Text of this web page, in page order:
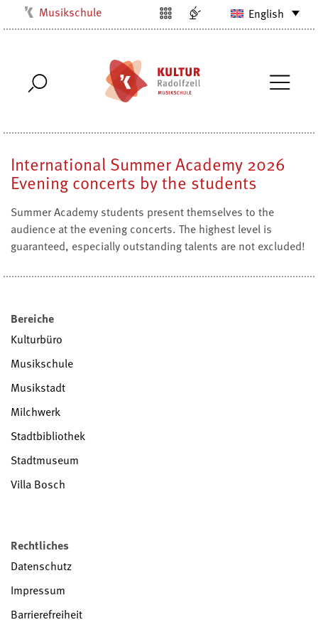
Musikschule
Stadtarchiv
Stadtbibliothek
Villa Bosch
Radolfzell1200
English
International Summer Academy 2026
Evening concerts by the students
Summer Academy students present themselves to the
audience at the evening concerts. The highest level is
guaranteed, especially outstanding talents are not excluded!
Bereiche
Kulturbüro
Musikschule
Musikstadt
Milchwerk
Stadtbibliothek
Stadtmuseum
Villa Bosch
Rechtliches
Datenschutz
Impressum
Barrierefreiheit